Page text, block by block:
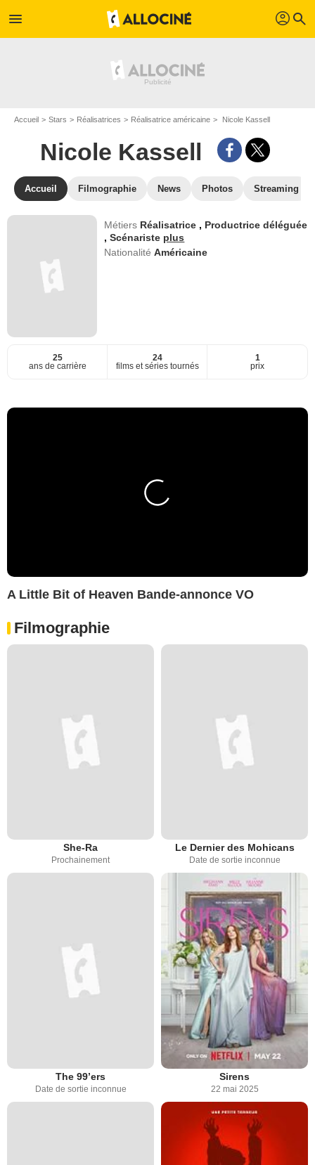
menu profil search
Accueil Stars Réalisatrices Réalisatrice américaine Nicole Kassell
Nicole Kassell
Accueil Filmographie News Photos Streaming
Métiers Réalisatrice , Productrice déléguée
,Scénariste plus
NationalitéAméricaine
25
ans de carrière
24
films et séries tournés
1
prix
A Little Bit of Heaven Bande-annonce VO
Filmographie
She-Ra
Prochainement
Le Dernier des Mohicans
Date de sortie inconnue
The 99’ers
Date de sortie inconnue
Sirens
22 mai 2025